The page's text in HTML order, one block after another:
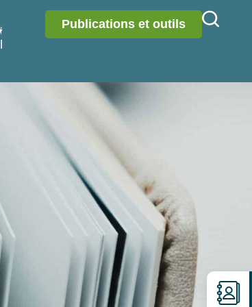
Publications et outils